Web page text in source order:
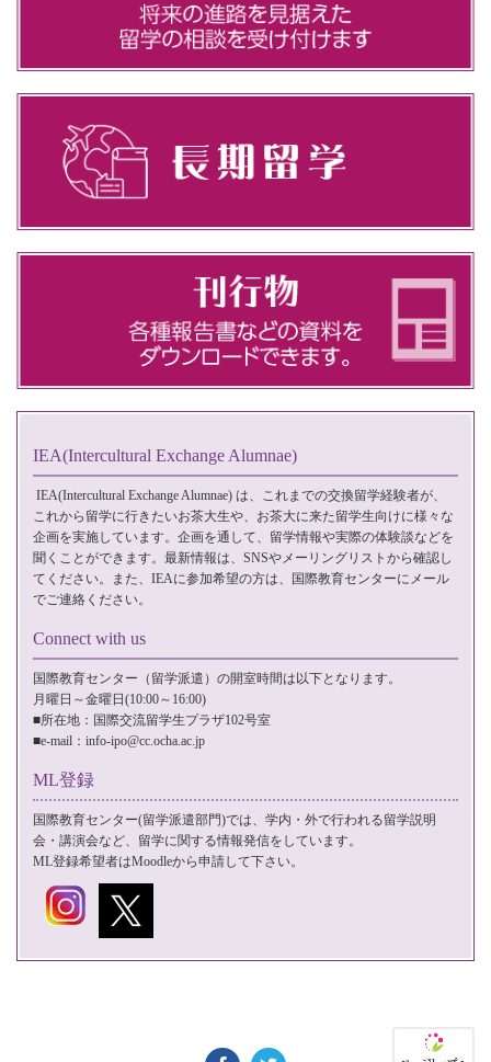
IEA(Intercultural Exchange Alumnae)
IEA(Intercultural Exchange Alumnae) は、これまでの交換留学経験者が、
これから留学に行きたいお茶大生や、お茶大に来た留学生向けに様々な
企画を実施しています。企画を通して、留学情報や実際の体験談などを
聞くことができます。最新情報は、SNSやメーリングリストから確認し
てください。また、IEAに参加希望の方は、国際教育センターに メール
でご連絡ください。
Connect with us
国際教育センター（留学派遣）の開室時間は以下となります。
月曜日～金曜日(10:00～16:00)
■所在地：国際交流留学生プラザ102号室
■e-mail： info-ipo@cc.ocha.ac.jp
ML登録
国際教育センター(留学派遣部門)では、学内・外で行われる留学説明
会・講演会など、留学に関する情報発信をしています。
ML登録希望者はMoodleから申請して下さい。